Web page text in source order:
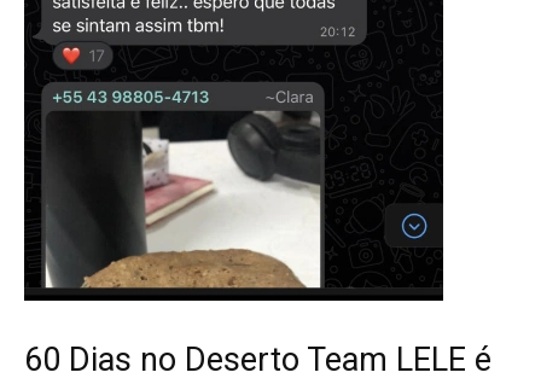
60 Dias no Deserto Team LELE é